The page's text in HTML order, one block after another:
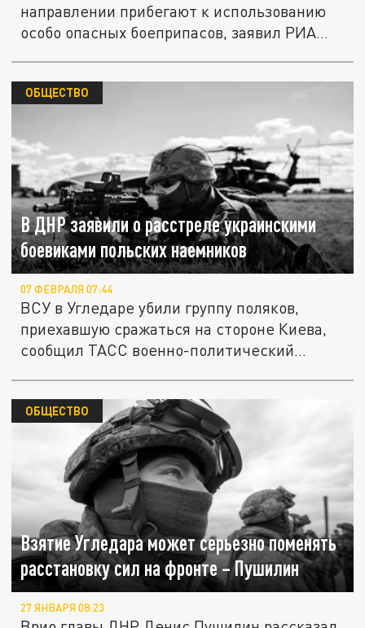
направлении прибегают к использованию
особо опасных боеприпасов, заявил РИА...
В ДНР заявили о расстреле украинскими
боевиками польских наемников
ОБЩЕСТВО
07 ФЕВРАЛЯ 07:44
ВСУ в Угледаре убили группу поляков,
приехавшую сражаться на стороне Киева,
сообщил ТАСС военно-политический...
Взятие Угледара может серьезно поменять
расстановку сил на фронте – Пушилин
ОБЩЕСТВО
27 ЯНВАРЯ 08:23